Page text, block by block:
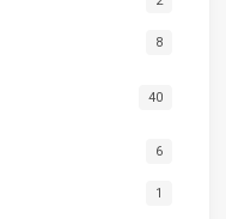
8
40
6
1